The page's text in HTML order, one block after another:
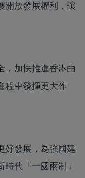
開放發展權利，讓
，加快推進香港由
程中發揮更大作
好發展，為強國建
代「一國兩制」